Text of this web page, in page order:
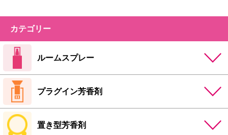
カテゴリー
ルームスプレー
プラグイン芳香剤
置き型芳香剤